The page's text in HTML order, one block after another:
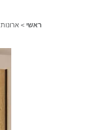
ראשי > ארונות